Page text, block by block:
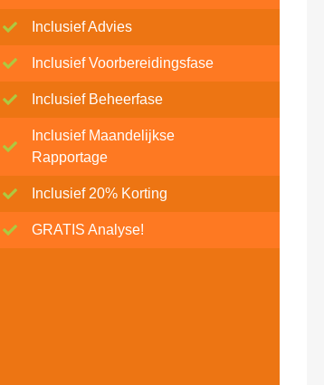
Inclusief Advies
Inclusief Voorbereidingsfase
Inclusief Beheerfase
Inclusief Maandelijkse
Rapportage
Inclusief 20% Korting
GRATIS Analyse!